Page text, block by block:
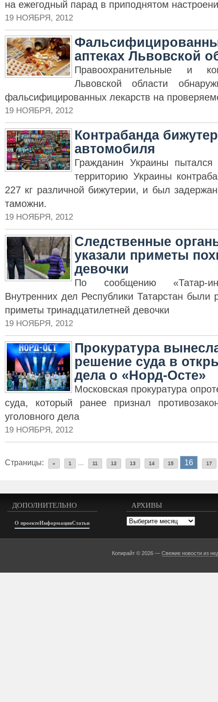
на ежегодный парад в приподнятом
19 НОЯБРЯ, 2012
аптеках Львовской
Правоохранительные и
Львовской области
фальсифицированных лекарств на
19 НОЯБРЯ, 2012
Контрабанда
автомобиля
Гражданин Украины
территорию Украины
227 кг различной бижутерии, и был
таможни.
19 НОЯБРЯ, 2012
Следственные
указали приметы
девочки
По сообщению «Татар-
Внутренних дел Республики Татарстан
приметы тринадцатилетней девочки
19 НОЯБРЯ, 2012
Прокуратура
решение суда в
дела о «Норд-Осте»
Московская прокуратура
суда, который ранее признал
уголовного дела
19 НОЯБРЯ, 2012
Страницы: « 1 ... 11 12 13 14 15 16 17
ДОПОЛНИТЕЛЬНО
О проектеИнформацияСтатьи
АРХИВЫ
Архивы
Копирайт © 2026 —Свежие новости из